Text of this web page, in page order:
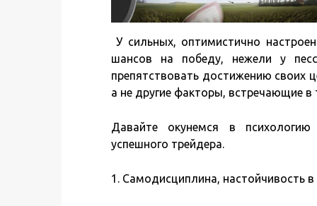
У сильных, оптимистично
шансов на победу, нежели у
препятствовать достижению своих
а не другие факторы, встречающие в
Давайте окунемся в
успешного трейдера.
1. Самодисциплина, настойчивость в